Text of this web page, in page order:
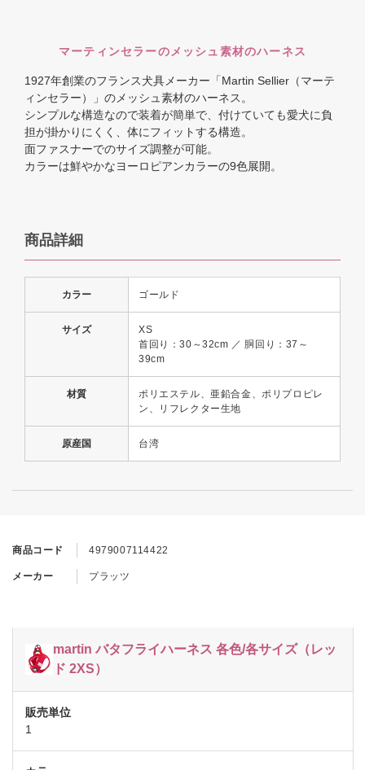
商品コード 4979007114422
メーカー プラッツ
martin バタフライハーネス 各色/各サイズ（レッ
ド 2XS）
1
マーティンセラーのメッシュ素材のハーネス
1927年創業のフランス犬具メーカー「Martin Sellier（マーテ
ィンセラー）」のメッシュ素材のハーネス。
シンプルな構造なので装着が簡単で、付けていても愛犬に負
担が掛かりにくく、体にフィットする構造。
面ファスナーでのサイズ調整が可能。
カラーは鮮やかなヨーロピアンカラーの9色展開。
商品詳細
カラー ゴールド
サイズ
XS
首回り：30～32cm ／ 胴回り：37～
39cm
材質
ポリエステル、亜鉛合金、ポリプロピレ
ン、リフレクター生地
原産国 台湾